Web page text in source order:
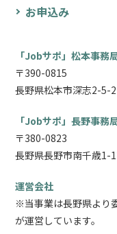
お申込み
「Jobサポ」松本事務
〒390-0815
長野県松本市深志2-5-
「Jobサポ」長野事務
〒380-0823
長野県長野市南千歳1-
運営会社
※当事業は長野県より
が運営しています。